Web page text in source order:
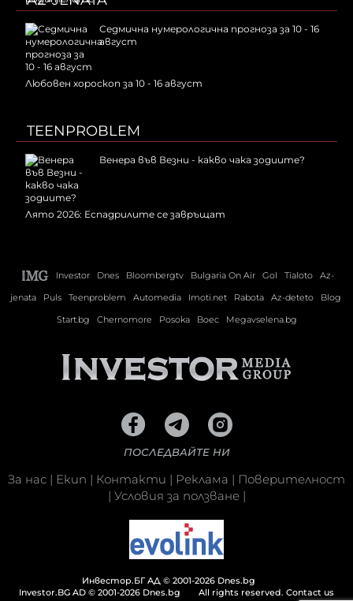
Седмична нумерологична прогноза за 10 - 16
август
Любовен хороскоп за 10 - 16 август
TEENPROBLEM
Венера във Везни - какво чака зодиите?
Лято 2026: Еспадрилите се завръщат
Investor Dnes Bloombergtv Bulgaria On Air Gol Tialoto
Az-
jenata
Puls Teenproblem Automedia Imoti.net Rabota Az-deteto
Blog
Start.bg
Chernomore Posoka Boec Megavselena.bg
ПОСЛЕДВАЙТЕ НИ
За нас | Екип | Контакти | Реклама | Поверителност
| Условия за ползване|
Инвестор.БГ АД © 2001-2026 Dnes.bg
Investor.BG AD © 2001-2026 Dnes.bg
All rights reserved. Contact us